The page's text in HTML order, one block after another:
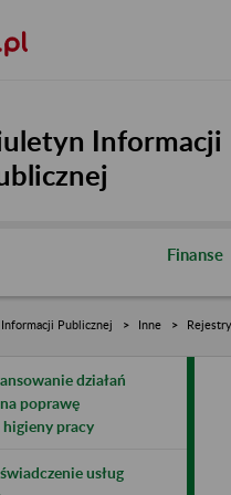
Informacji
Finanse
Publicznej Inne
działań
poprawę
higieny pracy
usług